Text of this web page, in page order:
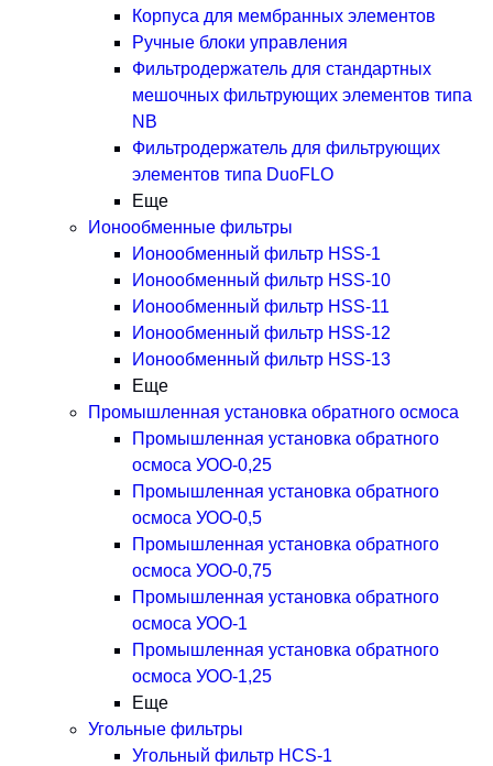
Корпуса для мембранных элементов
Ручные блоки управления
Фильтродержатель для стандартных
мешочных фильтрующих элементов типа
NB
Фильтродержатель для фильтрующих
элементов типа DuoFLO
Еще
Ионообменные фильтры
Ионообменный фильтр HSS-1
Ионообменный фильтр HSS-10
Ионообменный фильтр HSS-11
Ионообменный фильтр HSS-12
Ионообменный фильтр HSS-13
Еще
Промышленная установка обратного осмоса
Промышленная установка обратного
осмоса УОО-0,25
Промышленная установка обратного
осмоса УОО-0,5
Промышленная установка обратного
осмоса УОО-0,75
Промышленная установка обратного
осмоса УОО-1
Промышленная установка обратного
осмоса УОО-1,25
Еще
Угольные фильтры
Угольный фильтр HСS-1